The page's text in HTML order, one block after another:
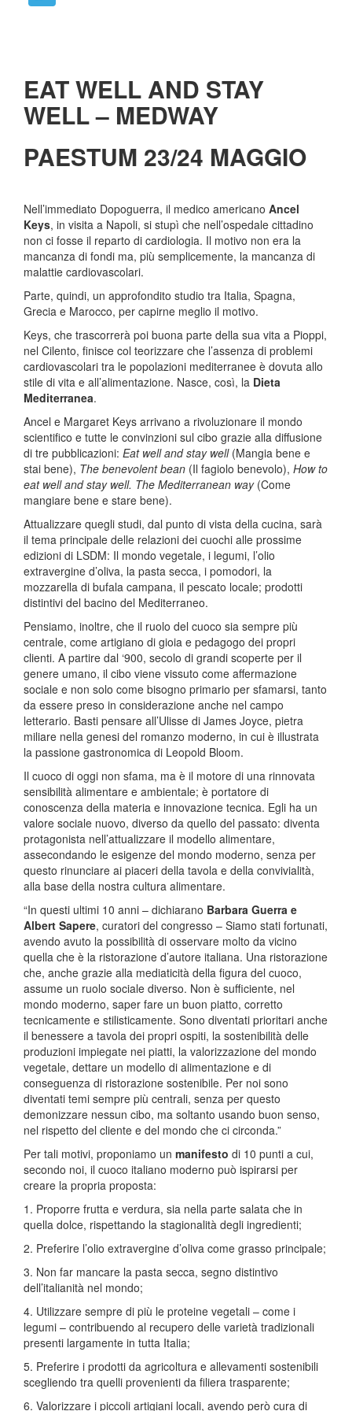
EAT WELL AND STAY
WELL – MEDWAY
PAESTUM 23/24 MAGGIO
Nell’immediato Dopoguerra, il medico americano Ancel
Keys, in visita a Napoli, si stupì che nell’ospedale cittadino
non ci fosse il reparto di cardiologia. Il motivo non era la
mancanza di fondi ma, più semplicemente, la mancanza di
malattie cardiovascolari.
Parte, quindi, un approfondito studio tra Italia, Spagna,
Grecia e Marocco, per capirne meglio il motivo.
Keys, che trascorrerà poi buona parte della sua vita a Pioppi,
nel Cilento, finisce col teorizzare che l’assenza di problemi
cardiovascolari tra le popolazioni mediterranee è dovuta allo
stile di vita e all’alimentazione. Nasce, così, la Dieta
Mediterranea.
Ancel e Margaret Keys arrivano a rivoluzionare il mondo
scientifico e tutte le convinzioni sul cibo grazie alla diffusione
di tre pubblicazioni: Eat well and stay well(Mangia bene e
stai bene), The benevolent bean (Il fagiolo benevolo), How to
eat well and stay well. The Mediterranean way (Come
mangiare bene e stare bene).
Attualizzare quegli studi, dal punto di vista della cucina, sarà
il tema principale delle relazioni dei cuochi alle prossime
edizioni di LSDM: Il mondo vegetale, i legumi, l’olio
extravergine d’oliva, la pasta secca, i pomodori, la
mozzarella di bufala campana, il pescato locale; prodotti
distintivi del bacino del Mediterraneo.
Pensiamo, inoltre, che il ruolo del cuoco sia sempre più
centrale, come artigiano di gioia e pedagogo dei propri
clienti. A partire dal ‘900, secolo di grandi scoperte per il
genere umano, il cibo viene vissuto come affermazione
sociale e non solo come bisogno primario per sfamarsi, tanto
da essere preso in considerazione anche nel campo
letterario. Basti pensare all’Ulisse di James Joyce, pietra
miliare nella genesi del romanzo moderno, in cui è illustrata
la passione gastronomica di Leopold Bloom.
Il cuoco di oggi non sfama, ma è il motore di una rinnovata
sensibilità alimentare e ambientale; è portatore di
conoscenza della materia e innovazione tecnica. Egli ha un
valore sociale nuovo, diverso da quello del passato: diventa
protagonista nell’attualizzare il modello alimentare,
assecondando le esigenze del mondo moderno, senza per
questo rinunciare ai piaceri della tavola e della convivialità,
alla base della nostra cultura alimentare.
“In questi ultimi 10 anni – dichiarano Barbara Guerra e
Albert Sapere, curatori del congresso – Siamo stati fortunati,
avendo avuto la possibilità di osservare molto da vicino
quella che è la ristorazione d’autore italiana. Una ristorazione
che, anche grazie alla mediaticità della figura del cuoco,
assume un ruolo sociale diverso. Non è sufficiente, nel
mondo moderno, saper fare un buon piatto, corretto
tecnicamente e stilisticamente. Sono diventati prioritari anche
il benessere a tavola dei propri ospiti, la sostenibilità delle
produzioni impiegate nei piatti, la valorizzazione del mondo
vegetale, dettare un modello di alimentazione e di
conseguenza di ristorazione sostenibile. Per noi sono
diventati temi sempre più centrali, senza per questo
demonizzare nessun cibo, ma soltanto usando buon senso,
nel rispetto del cliente e del mondo che ci circonda.”
Per tali motivi, proponiamo un manifesto di 10 punti a cui,
secondo noi, il cuoco italiano moderno può ispirarsi per
creare la propria proposta:
1. Proporre frutta e verdura, sia nella parte salata che in
quella dolce, rispettando la stagionalità degli ingredienti;
2. Preferire l’olio extravergine d’oliva come grasso principale;
3. Non far mancare la pasta secca, segno distintivo
dell’italianità nel mondo;
4. Utilizzare sempre di più le proteine vegetali – come i
legumi – contribuendo al recupero delle varietà tradizionali
presenti largamente in tutta Italia;
5. Preferire i prodotti da agricoltura e allevamenti sostenibili
scegliendo tra quelli provenienti da filiera trasparente;
6. Valorizzare i piccoli artigiani locali, avendo però cura di